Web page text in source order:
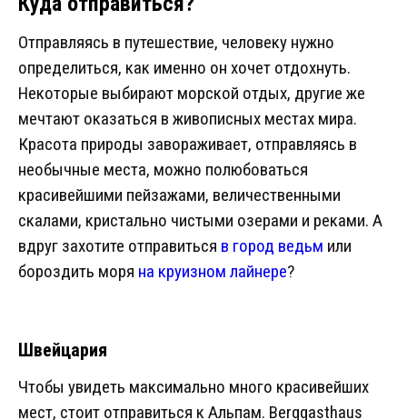
Отправляясь в путешествие, человеку нужно
определиться, как именно он хочет отдохнуть.
Некоторые выбирают морской отдых, другие же
мечтают оказаться в живописных местах мира.
Красота природы завораживает, отправляясь в
необычные места, можно полюбоваться
красивейшими пейзажами, величественными
скалами, кристально чистыми озерами и реками. А
вдруг захотите отправиться в город ведьм или
бороздить моря на круизном лайнере?
Швейцария
Чтобы увидеть максимально много красивейших
мест, стоит отправиться к Альпам. Berggasthaus